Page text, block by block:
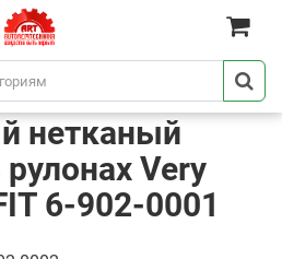
нетканый
Very
6-902-0001